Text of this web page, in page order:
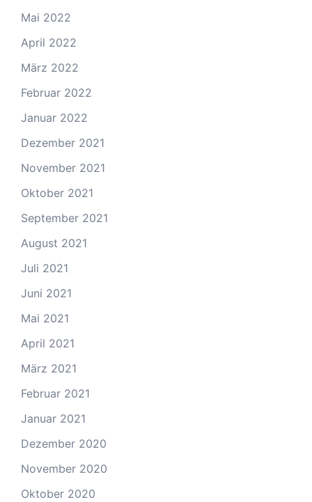
Mai 2022
April 2022
März 2022
Februar 2022
Januar 2022
Dezember 2021
November 2021
Oktober 2021
September 2021
August 2021
Juli 2021
Juni 2021
Mai 2021
April 2021
März 2021
Februar 2021
Januar 2021
Dezember 2020
November 2020
Oktober 2020